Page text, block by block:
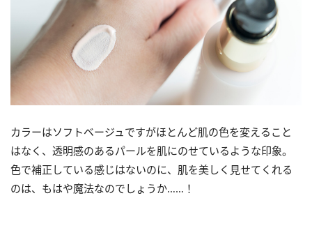
カラーはソフトベージュですがほとんど肌の色を変えること
はなく、透明感のあるパールを肌にのせているような印象。
色で補正している感じはないのに、肌を美しく見せてくれる
のは、もはや魔法なのでしょうか……！